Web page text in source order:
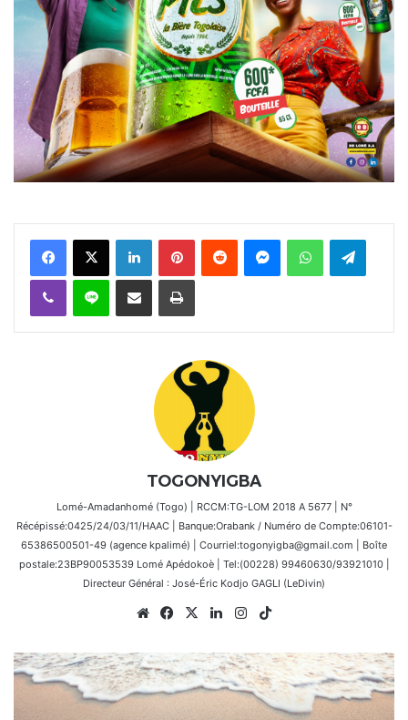
FacebookX Linkedin PinterestReddit MessengerWhatsAppTelegram
Viber Ligne Partager par email Imprimer
TOGONYIGBA
Lomé-Amadanhomé (Togo) | RCCM:TG-LOM 2018 A 5677 | N°
Récépissé:0425/24/03/11/HAAC | Banque:Orabank / Numéro de Compte:06101-
65386500501-49 (agence kpalimé) | Courriel:togonyigba@gmail.com | Boîte
postale:23BP90053539 Lomé Apédokoè | Tel:(00228) 99460630/93921010 |
Directeur Général : José-Éric Kodjo GAGLI (LeDivin)
WebsiteFacebook
X LinkedinInstagram